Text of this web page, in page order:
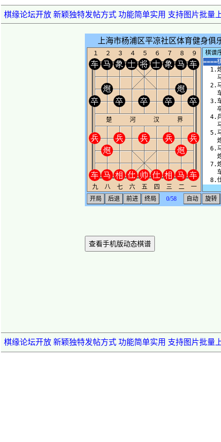
棋缘论坛开放 新颖独特发帖方式 功能简单实用 支持图片批量
查看手机版动态棋谱
棋缘论坛开放 新颖独特发帖方式 功能简单实用 支持图片批量